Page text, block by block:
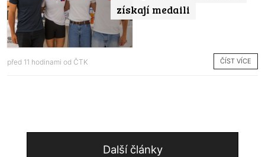
získají medaili
před 11 hodinami od ČTK ČÍST VÍCE
Další články